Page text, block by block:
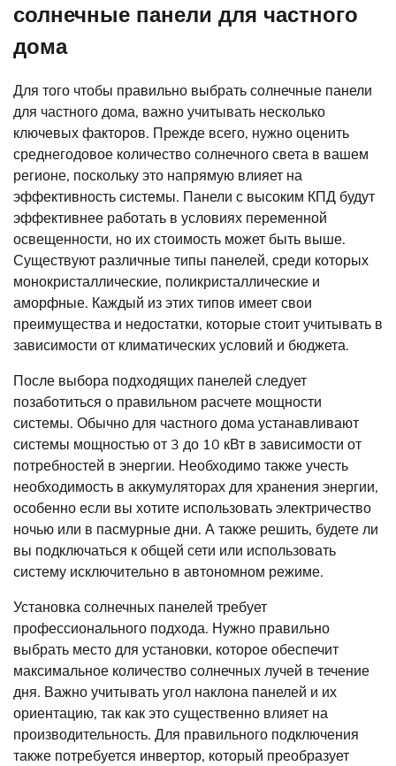
солнечные панели для частного
дома
Для того чтобы правильно выбрать солнечные панели
для частного дома, важно учитывать несколько
ключевых факторов. Прежде всего, нужно оценить
среднегодовое количество солнечного света в вашем
регионе, поскольку это напрямую влияет на
эффективность системы. Панели с высоким КПД будут
эффективнее работать в условиях переменной
освещенности, но их стоимость может быть выше.
Существуют различные типы панелей, среди которых
монокристаллические, поликристаллические и
аморфные. Каждый из этих типов имеет свои
преимущества и недостатки, которые стоит учитывать в
зависимости от климатических условий и бюджета.
После выбора подходящих панелей следует
позаботиться о правильном расчете мощности
системы. Обычно для частного дома устанавливают
системы мощностью от 3 до 10 кВт в зависимости от
потребностей в энергии. Необходимо также учесть
необходимость в аккумуляторах для хранения энергии,
особенно если вы хотите использовать электричество
ночью или в пасмурные дни. А также решить, будете ли
вы подключаться к общей сети или использовать
систему исключительно в автономном режиме.
Установка солнечных панелей требует
профессионального подхода. Нужно правильно
выбрать место для установки, которое обеспечит
максимальное количество солнечных лучей в течение
дня. Важно учитывать угол наклона панелей и их
ориентацию, так как это существенно влияет на
производительность. Для правильного подключения
также потребуется инвертор, который преобразует